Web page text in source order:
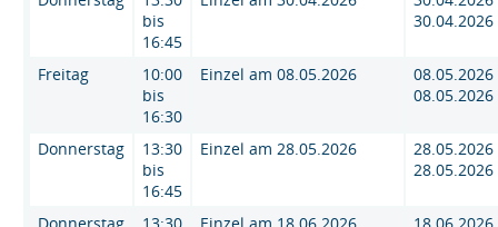
bis
16:45
30.04.2026
Freitag
10:00
bis
16:30
Einzel am 08.05.2026
08.05.2026
Donnerstag
13:30
bis
16:45
Einzel am 28.05.2026
28.05.2026
Donnerstag
13:30
Einzel am 18.06.2026